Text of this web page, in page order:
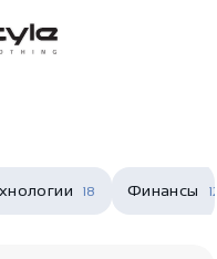
18 Финансы